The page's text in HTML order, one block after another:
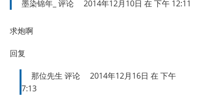
墨染锦年_ 评论 2014年12月10日 在 下午 12:11
求炮啊
回复
那位先生 评论
2014年12月16日 在 下午
7:13